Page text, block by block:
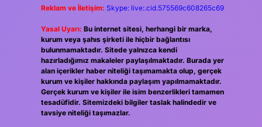
Reklam ve İletişim: Skype: live:.cid.575569c608265c69
Yasal Uyarı: Bu internet sitesi, herhangi bir marka,
kurum veya şahıs şirketi ile hiçbir bağlantısı
bulunmamaktadır. Sitede yalnızca kendi
hazırladığımız makaleler paylaşılmaktadır. Burada yer
alan içerikler haber niteliği taşımamakta olup, gerçek
kurum ve kişiler hakkında paylaşım yapılmamaktadır.
Gerçek kurum ve kişiler ile isim benzerlikleri tamamen
tesadüfidir. Sitemizdeki bilgiler taslak halindedir ve
tavsiye niteliği taşımazlar.